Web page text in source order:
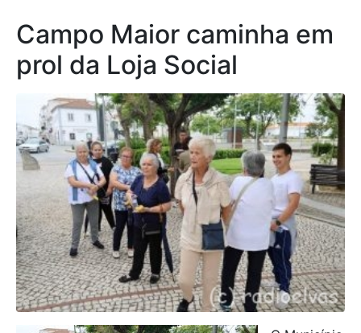
Campo Maior caminha em
prol da Loja Social